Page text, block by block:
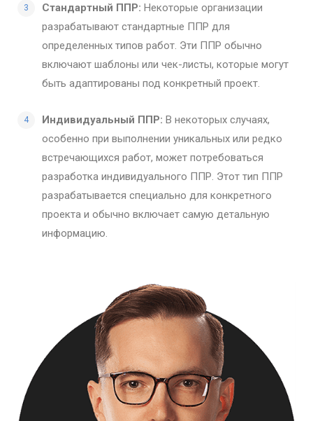
Стандартный ППР: Некоторые организации
разрабатывают стандартные ППР для
определенных типов работ. Эти ППР обычно
включают шаблоны или чек-листы, которые могут
быть адаптированы под конкретный проект.
Индивидуальный ППР: В некоторых случаях,
особенно при выполнении уникальных или редко
встречающихся работ, может потребоваться
разработка индивидуального ППР. Этот тип ППР
разрабатывается специально для конкретного
проекта и обычно включает самую детальную
информацию.